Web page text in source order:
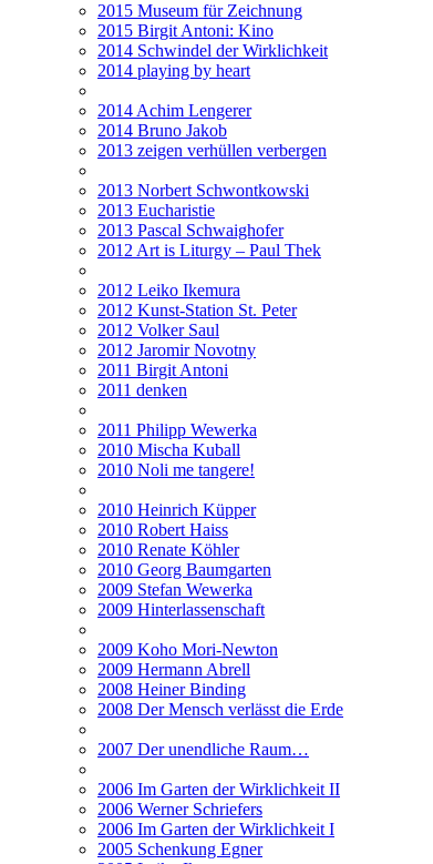
2015 Museum für Zeichnung
2015 Birgit Antoni: Kino
2014 Schwindel der Wirklichkeit
2014 playing by heart
2014 Achim Lengerer
2014 Bruno Jakob
2013 zeigen verhüllen verbergen
2013 Norbert Schwontkowski
2013 Eucharistie
2013 Pascal Schwaighofer
2012 Art is Liturgy – Paul Thek
2012 Leiko Ikemura
2012 Kunst-Station St. Peter
2012 Volker Saul
2012 Jaromir Novotny
2011 Birgit Antoni
2011 denken
2011 Philipp Wewerka
2010 Mischa Kuball
2010 Noli me tangere!
2010 Heinrich Küpper
2010 Robert Haiss
2010 Renate Köhler
2010 Georg Baumgarten
2009 Stefan Wewerka
2009 Hinterlassenschaft
2009 Koho Mori-Newton
2009 Hermann Abrell
2008 Heiner Binding
2008 Der Mensch verlässt die Erde
2007 Der unendliche Raum…
2006 Im Garten der Wirklichkeit II
2006 Werner Schriefers
2006 Im Garten der Wirklichkeit I
2005 Schenkung Egner